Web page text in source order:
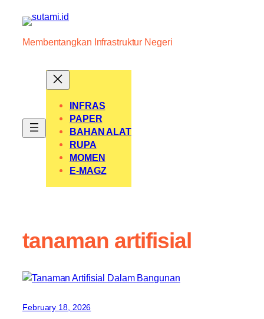
content
Membentangkan Infrastruktur Negeri
INFRAS
PAPER
BAHAN ALAT
RUPA
MOMEN
E-MAGZ
tanaman artifisial
February 18, 2026